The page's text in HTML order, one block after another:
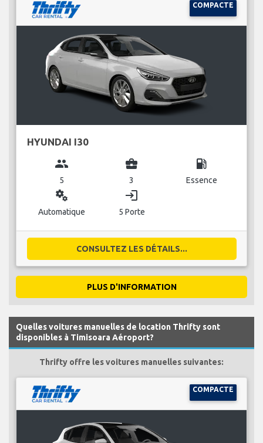
COMPACTE
HYUNDAI I30
group
5
business_center
3
local_gas_station
Essence
miscellaneous_services
Automatique
login
5 Porte
CONSULTEZ LES DÉTAILS...
PLUS D'INFORMATION
Quelles voitures manuelles de location Thrifty sont
disponibles à Timisoara Aéroport?
Thrifty offre les voitures manuelles suivantes:
COMPACTE